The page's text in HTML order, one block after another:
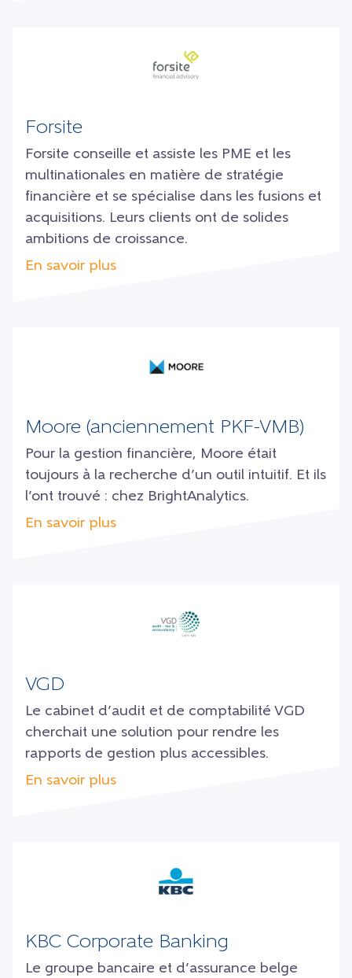
Forsite
Forsite conseille et assiste les PME et les
multinationales en matière de stratégie
financière et se spécialise dans les fusions et
acquisitions. Leurs clients ont de solides
ambitions de croissance.
En savoir plus
Moore (anciennement PKF-VMB)
Pour la gestion financière, Moore était
toujours à la recherche d’un outil intuitif. Et ils
l’ont trouvé : chez BrightAnalytics.
En savoir plus
VGD
Le cabinet d’audit et de comptabilité VGD
cherchait une solution pour rendre les
rapports de gestion plus accessibles.
En savoir plus
KBC Corporate Banking
Le groupe bancaire et d’assurance belge